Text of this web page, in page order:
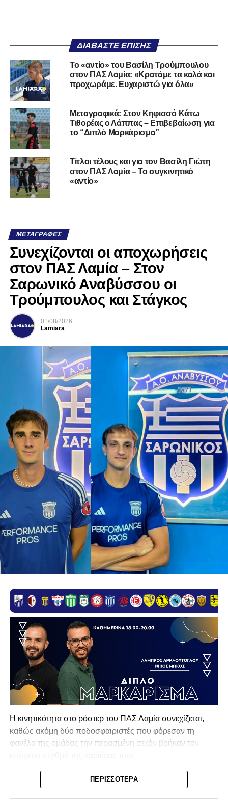
ΔΙΑΒΆΣΤΕ ΕΠΊΣΗΣ
Το «αντίο» του Βασίλη Τρούμπουλου
στον ΠΑΣ Λαμία: «Κρατάμε τα καλά και
προχωράμε. Ευχαριστώ για όλα»
Μεταγραφικά: Στον Κηφισσό Κάτω
Τιθορέας ο Λάππας – Επιβεβαίωση για
το “Διπλό Μαρκάρισμα”
Τίτλοι τέλους και για τον Βασίλη Γιώτη
στον ΠΑΣ Λαμία – Το συγκινητικό
«αντίο»
ΜΕΤΑΓΡΑΦΈΣ
Συνεχίζονται οι αποχωρήσεις
στον ΠΑΣ Λαμία – Στον
Σαρωνικό Αναβύσσου οι
Τρούμπουλος και Στάγκος
01/08/2026
Lamiara
Η κινητικότητα στο ρόστερ του ΠΑΣ Λαμία συνεχίζεται,
καθώς ακόμη δύο ποδοσφαιριστές που φόρεσαν τη
φανέλα της ομάδας την περασμένη σεζόν βρήκαν τον
Ο λόγος για τον Βασίλη Τρούμπουλο και τον Χρυσόστομο
Στάγκο, οι οποίοι θα συνεχίσουν μαζί την ποδοσφαιρική
ΠΕΡΙΣΣΌΤΕΡΑ